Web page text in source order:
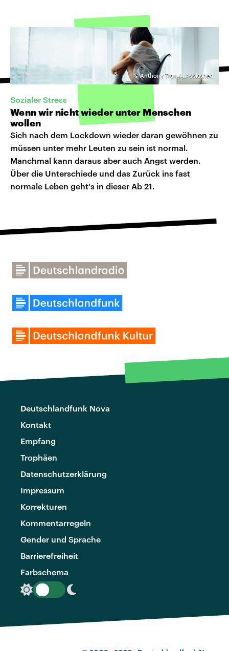
©Anthony Tran / unsplashed
Sozialer Stress
Wenn wir nicht wieder unter Menschen
wollen
Sich nach dem Lockdown wieder daran gewöhnen zu
müssen unter mehr Leuten zu sein ist normal.
Manchmal kann daraus aber auch Angst werden.
Über die Unterschiede und das Zurück ins fast
normale Leben geht's in dieser Ab 21.
Deutschlandfunk Nova
Kontakt
Empfang
Trophäen
Datenschutzerklärung
Impressum
Korrekturen
Kommentarregeln
Gender und Sprache
Barrierefreiheit
Farbschema